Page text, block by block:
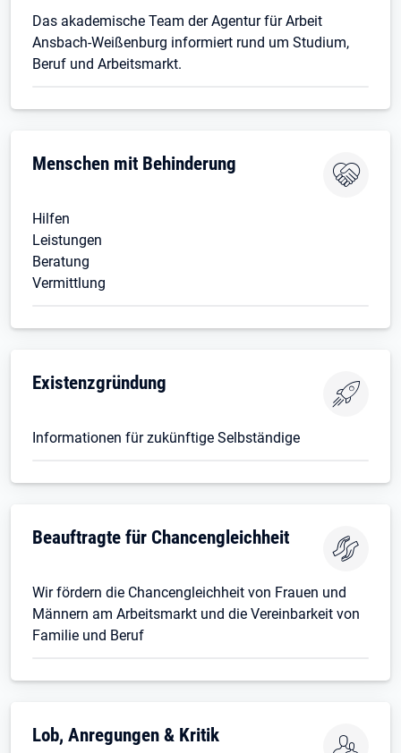
Das akademische Team der Agentur für Arbeit
Ansbach-Weißenburg informiert rund um Studium,
Beruf und Arbeitsmarkt.
Menschen mit Behinderung
Hilfen
Leistungen
Beratung
Vermittlung
Existenzgründung
Informationen für zukünftige Selbständige
Beauftragte für Chancengleichheit
Wir fördern die Chancengleichheit von Frauen und
Männern am Arbeitsmarkt und die Vereinbarkeit von
Familie und Beruf
Lob, Anregungen & Kritik